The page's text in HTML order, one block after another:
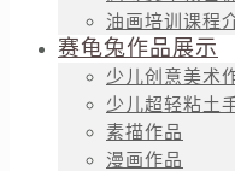
油画培训课程
赛龟兔作品展示
少儿创意美术
少儿超轻粘土
素描作品
漫画作品